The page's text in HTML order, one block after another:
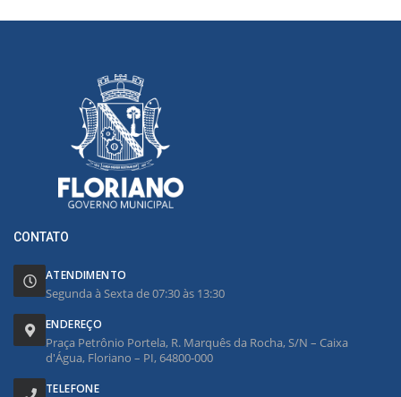
CONTATO
ATENDIMENTO
Segunda à Sexta de 07:30 às 13:30
ENDEREÇO
Praça Petrônio Portela, R. Marquês da Rocha, S/N – Caixa
d'Água, Floriano – PI, 64800-000
TELEFONE